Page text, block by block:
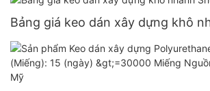
Bảng giá keo dán xây dựng khô